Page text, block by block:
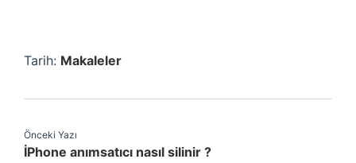
Tarih: Makaleler
Önceki Yazı
İPhone anımsatıcı nasıl silinir ?